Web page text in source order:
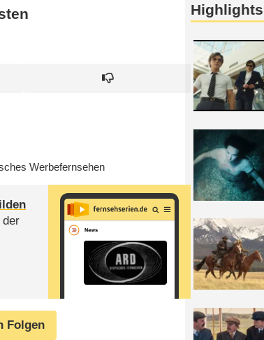
Werbefernsehen
der
Folgen
Highlights